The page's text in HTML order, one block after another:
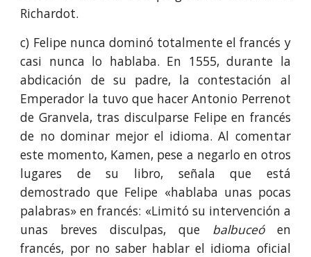
Richardot.
c) Felipe nunca dominó totalmente el francés y
casi nunca lo hablaba. En 1555, durante la
abdicación de su padre, la contestación al
Emperador la tuvo que hacer Antonio Perrenot
de Granvela, tras disculparse Felipe en francés
de no dominar mejor el idioma. Al comentar
este momento, Kamen, pese a negarlo en otros
lugares de su libro, señala que está
demostrado que Felipe «hablaba unas pocas
palabras» en francés: «Limitó su intervención a
unas breves disculpas, que balbuceó en
francés, por no saber hablar el idioma oficial